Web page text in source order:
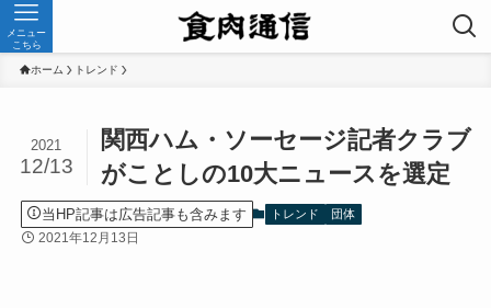
メニュー
こちら
ホーム トレンド
関西ハム・ソーセージ記者クラブ
がことしの10大ニュースを選定
2021
12/13
当HP記事は広告記事も含みます トレンド 団体
2021年12月13日